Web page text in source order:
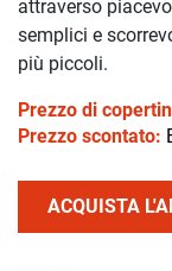
attraverso
semplici e
più piccoli.
Prezzo di
Prezzo scontato:
ACQUISTA